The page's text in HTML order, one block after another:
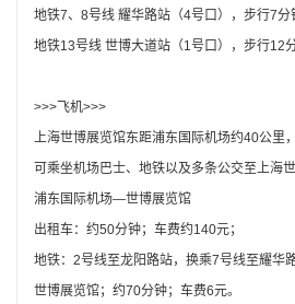
地铁7、8号线 耀华路站（4号口），步行7分
地铁13号线 世博大道站（1号口），步行12分
>>> 飞机>>>
上海世博展览馆东距浦东国际机场约40公里
可乘坐机场巴士、地铁以及多条公交至上海
浦东国际机场—世博展览馆
出租车：约50分钟；车费约140元；
地铁：2号线至龙阳路站，换乘7号线至耀华
世博展览馆；约70分钟；车费6元。